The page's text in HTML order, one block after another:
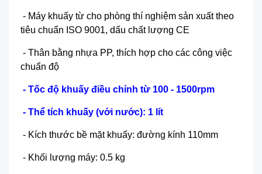
- Máy khuấy từ cho phòng thí nghiệm sản xuất theo
tiêu chuẩn ISO 9001, dấu chất lượng CE
- Thân bằng nhựa PP, thích hợp cho các công việc
chuẩn độ
- Tốc độ khuấy điều chỉnh từ 100 - 1500rpm
- Thể tích khuấy (với nước): 1 lít
- Kích thước bề mặt khuấy: đường kính 110mm
- Khối lượng máy: 0.5 kg